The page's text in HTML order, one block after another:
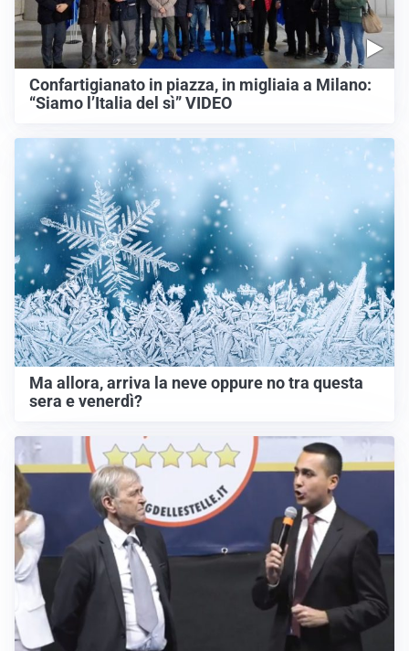
Confartigianato in piazza, in migliaia a Milano:
“Siamo l’Italia del sì” VIDEO
Ma allora, arriva la neve oppure no tra questa
sera e venerdì?